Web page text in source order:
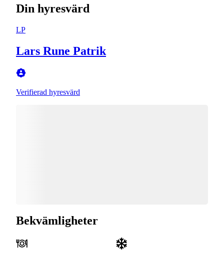
Din hyresvärd
LP
Lars Rune Patrik
Verifierad hyresvärd
Bekvämligheter